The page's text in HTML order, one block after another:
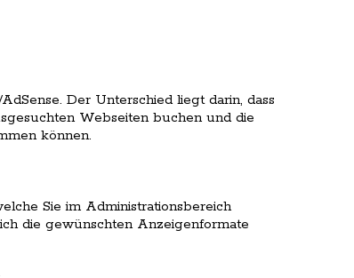
Der Unterschied liegt darin, dass
Webseiten buchen und die
können.
Sie im Administrationsbereich
die gewünschten Anzeigenformate